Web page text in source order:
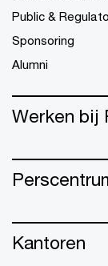
Public &
Sponsoring
Alumni
Werken bij
Kantoren